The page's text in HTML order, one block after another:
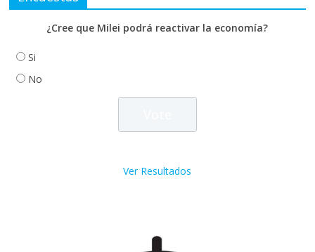
¿Cree que Milei podrá reactivar la economía?
Si
No
Ver Resultados